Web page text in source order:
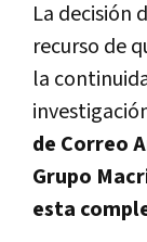
La decisión
recurso de
la
de Correo
Grupo
esta